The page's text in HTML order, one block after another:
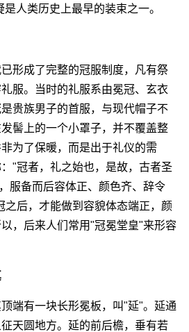
人类历史上最早的装束之一。
成了完整的冠服制度，凡有祭
服。当时的礼服系由冕冠、玄衣
贵族男子的首服，与现代帽子不
髻上的一个小罩子，并不覆盖整
为了保暖，而是出于礼仪的需
"冠者，礼之始也，是故，古者圣
服备而后容体正、颜色齐、辞令
之后，才能做到容貌体态端正，颜
，后来人们常用"冠冕堂皇"来形容
有一块长形冕板，叫"延"。延通
天圆地方。延的前后檐，垂有若